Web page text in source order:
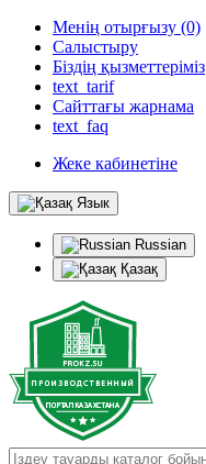
Менің отырғызу (0)
Салыстыру
Біздің қызметтеріміз
text_tarif
Сайттағы жарнама
text_faq
Жеке кабинетіне
Язык
Russian
Қазақ